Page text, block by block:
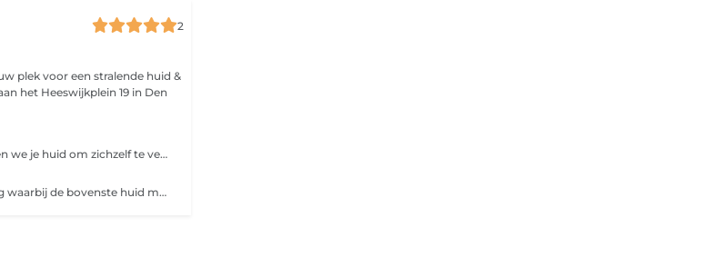
2
Met kleine micro-naaldjes stimuleren we je huid om zichzelf te vernieuwen. De dermapen helpt tegen het verminderen van littekens, het stimuleren van collageen en elastine, pigmentatie en grove poriën. Dit zorgt voor een stevigere en egale huid.
Een intensieve mechanische peeling waarbij de bovenste huid met fijne kristallen, op een zachte manier wordt verwijderd. Resultaat? Een gladdere en egalere huidstructuur. Dermabrasie is een intensieve en effectieve huid verbeterende behandeling waarbij de bovenste huidlagen gecontroleerd en voorzichtig worden afgeschaafd met behulp van fijne kristallen of diamantkopjes. Deze mechanische peeling verwijdert dode huidcellen en stimuleert de doorbloeding, waardoor de huid zich versneld gaat vernieuwen.